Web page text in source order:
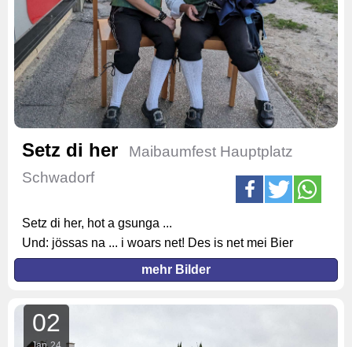
Setz di her
Maibaumfest Hauptplatz
Schwadorf
Setz di her, hot a gsunga ...
Und: jössas na ... i woars net! Des is net mei Bier
mehr Bilder
02